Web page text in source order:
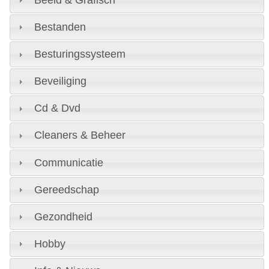
Bestanden
Besturingssysteem
Beveiliging
Cd & Dvd
Cleaners & Beheer
Communicatie
Gereedschap
Gezondheid
Hobby